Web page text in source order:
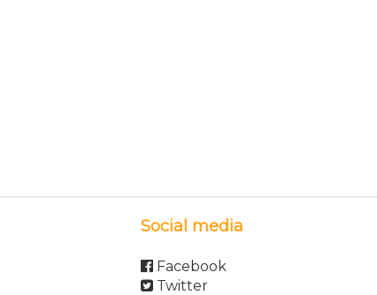
Social media
Facebook
Twitter